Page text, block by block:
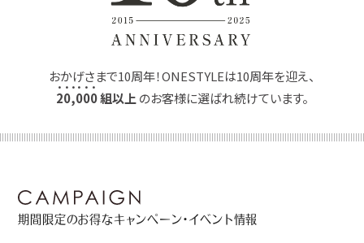
おかげさまで10周年！ONESTYLEは10周年を迎え、
20,000組以上 のお客様に選ばれ続けています。
期間限定のお得なキャンペーン・イベント情報